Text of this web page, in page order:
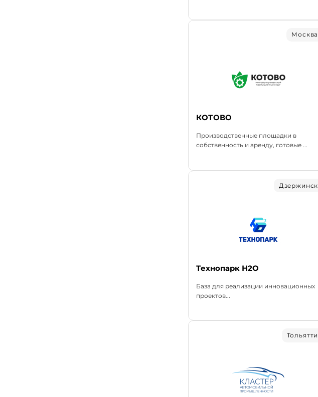
Москва
КОТОВО
Производственные площадки в
собственность и аренду, готовые ...
Дзержинск
Технопарк Н2О
База для реализации инновационных
проектов...
Тольятти